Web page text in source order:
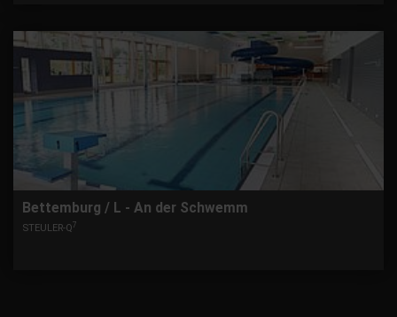
Bettemburg / L - An der Schwemm
STEULER-Q7